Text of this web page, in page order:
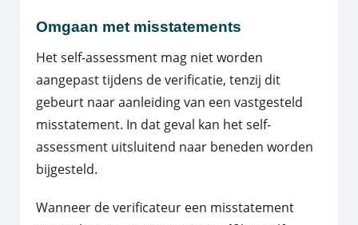
Omgaan met misstatements
Het self-assessment mag niet worden
aangepast tijdens de verificatie, tenzij dit
gebeurt naar aanleiding van een vastgesteld
misstatement. In dat geval kan het self-
assessment uitsluitend naar beneden worden
bijgesteld.
Wanneer de verificateur een misstatement